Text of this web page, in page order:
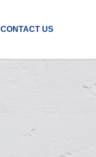
CONTACT US